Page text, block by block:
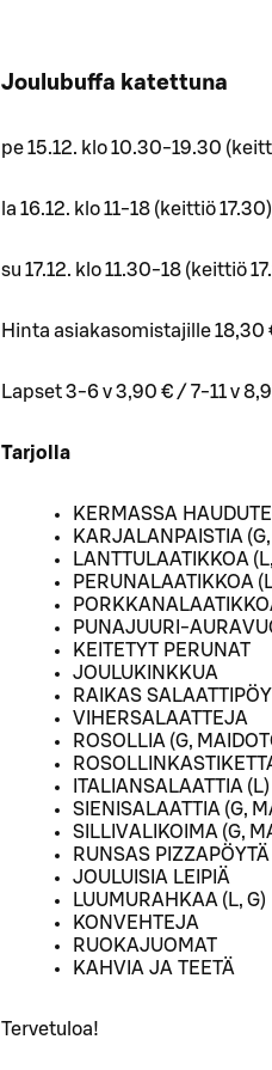
Joulubuffa katettuna
pe 15.12. klo 10.30-19.30
la 16.12. klo 11-18 (keittiö 17.30)
su 17.12. klo 11.30-18 (keittiö
Hinta asiakasomistajille 18,30
Lapset 3-6 v 3,90 € / 7-11 v
Tarjolla
KERMASSA
KARJALANPAISTIA
LANTTULAATIKKOA
PERUNALAATIKKOA
PUNAJUURI-
KEITETYT PERUNAT
JOULUKINKKUA
RAIKAS
VIHERSALAATTEJA
ROSOLLIA (G,
ITALIANSALAATTIA (L)
SIENISALAATTIA (G,
SILLIVALIKOIMA (G,
RUNSAS PIZZAPÖYTÄ
JOULUISIA LEIPIÄ
LUUMURAHKAA (L, G)
KONVEHTEJA
RUOKAJUOMAT
KAHVIA JA TEETÄ
Tervetuloa!